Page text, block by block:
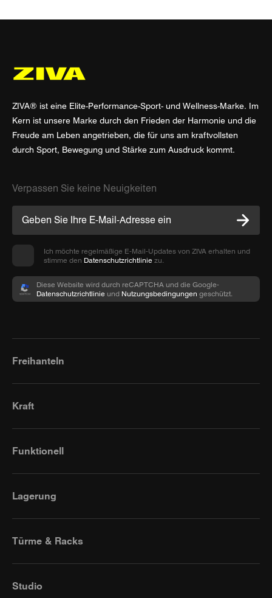
ZIVA® ist eine Elite-Performance-Sport- und Wellness-Marke. Im
Kern ist unsere Marke durch den Frieden der Harmonie und die
Freude am Leben angetrieben, die für uns am kraftvollsten
durch Sport, Bewegung und Stärke zum Ausdruck kommt.
Verpassen Sie keine Neuigkeiten
Ich möchte regelmäßige E-Mail-Updates von ZIVA erhalten und
stimme den Datenschutzrichtlinie zu.
Diese Website wird durch reCAPTCHA und die Google-
Datenschutzrichtlinie und Nutzungsbedingungen geschützt.
Freihanteln
Kraft
Funktionell
Lagerung
Türme & Racks
Studio